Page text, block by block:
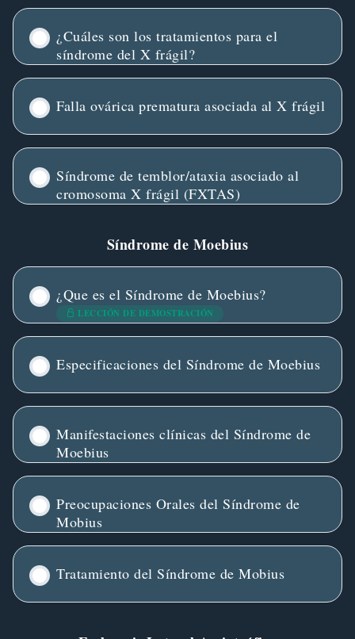
¿Cuáles son los tratamientos para el
síndrome del X frágil?
Falla ovárica prematura asociada al X frágil
Síndrome de temblor/ataxia asociado al
cromosoma X frágil (FXTAS)
Síndrome de Moebius
¿Que es el Síndrome de Moebius?
LECCIÓN DE DEMOSTRACIÓN
Especificaciones del Síndrome de Moebius
Manifestaciones clínicas del Síndrome de
Moebius
Preocupaciones Orales del Síndrome de
Mobius
Tratamiento del Síndrome de Mobius